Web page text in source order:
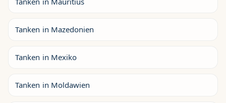
Tanken in Mazedonien
Tanken in Mexiko
Tanken in Moldawien